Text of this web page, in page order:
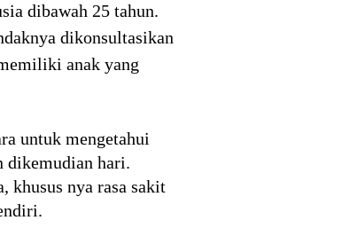
dibawah 25 tahun.
dikonsultasikan
anak yang
untuk mengetahui
dikemudian hari.
khusus nya rasa sakit